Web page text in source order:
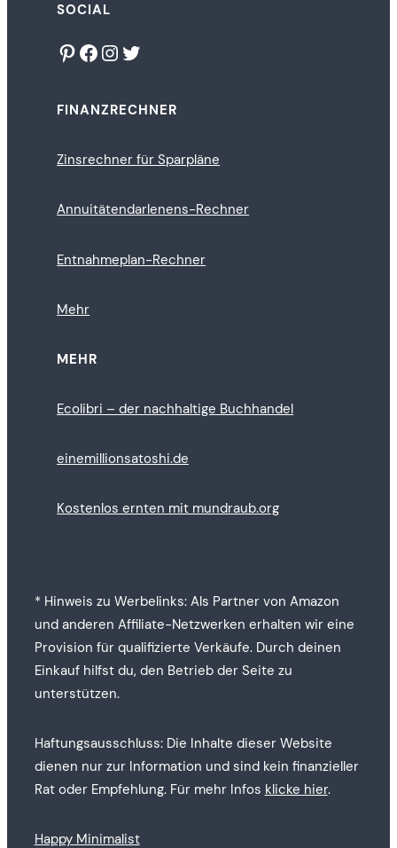
SOCIAL
Pinterest Facebook Instagram Twitter
FINANZRECHNER
Zinsrechner für Sparpläne
Annuitätendarlenens-Rechner
Entnahmeplan-Rechner
Mehr
MEHR
Ecolibri – der nachhaltige Buchhandel
einemillionsatoshi.de
Kostenlos ernten mit mundraub.org
* Hinweis zu Werbelinks: Als Partner von Amazon
und anderen Affiliate-Netzwerken erhalten wir eine
Provision für qualifizierte Verkäufe. Durch deinen
Einkauf hilfst du, den Betrieb der Seite zu
unterstützen.
Haftungsausschluss: Die Inhalte dieser Website
dienen nur zur Information und sind kein finanzieller
Rat oder Empfehlung. Für mehr Infos klicke hier.
Happy Minimalist